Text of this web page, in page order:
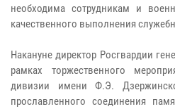
необходима сотрудникам и
качественного выполнения
​​​​​​​Накануне директор Росгвардии
рамках торжественного
дивизии имени Ф.Э.
прославленного соединения